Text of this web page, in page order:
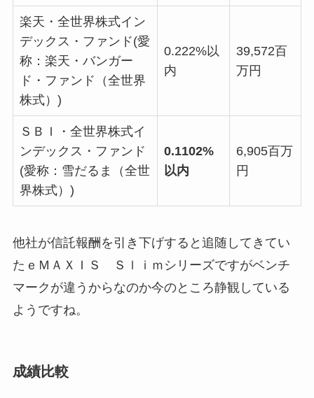
楽天・全世界株式イン
デックス・ファンド(愛
称：楽天・バンガー
ド・ファンド（全世界
株式）)
0.222%以
内
39,572百
万円
ＳＢＩ・全世界株式イ
ンデックス・ファンド
(愛称：雪だるま（全世
界株式）)
0.1102%
以内
6,905百万
円
他社が信託報酬を引き下げすると追随してきてい
たｅＭＡＸＩＳ Ｓｌｉｍシリーズですがベンチ
マークが違うからなのか今のところ静観している
ようですね。
成績比較